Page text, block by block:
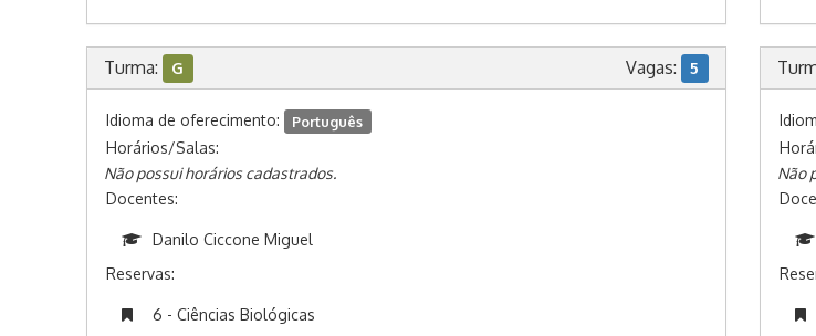
Turma: G Vagas: 5
Idioma de oferecimento: Português
Horários/Salas:
Não possui horários cadastrados.
Docentes:
Danilo Ciccone Miguel
Reservas:
6 - Ciências Biológicas
Não